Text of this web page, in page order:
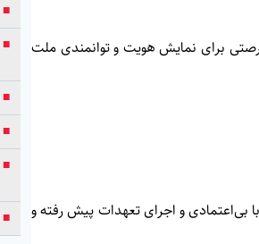
برای نمایش هویت و توانمندی ملت
بی‌اعتمادی و اجرای تعهدات پیش رفته و
■
■
■
■
■
■